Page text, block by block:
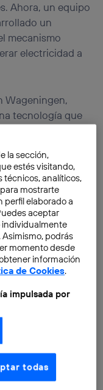
Ahora, un equipo
un
mecanismo
electricidad a
Wageningen,
tecnología que
solar. La
necesita que la
de agua, por
jardín, para
. Por tanto, esta
eólica o
intermitencia, ya
incluso por la
la sección,
estés visitando,
técnicos, analíticos,
mostrarte
perfil elaborado a
aceptar
individualmente
podrás
momento desde
información
de Cookies.
impulsada por
Utiq para
digital o análisis
web(s)
conexión a
una de las
y otorgas tu
todas